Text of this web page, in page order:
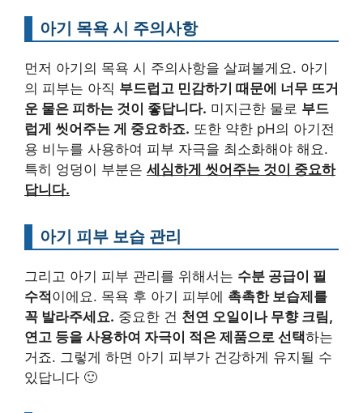
아기 목욕 시 주의사항
먼저 아기의 목욕 시 주의사항을 살펴볼게요. 아기
의 피부는 아직 부드럽고 민감하기 때문에 너무 뜨거
운 물은 피하는 것이 좋답니다. 미지근한 물로 부드
럽게 씻어주는 게 중요하죠. 또한 약한 pH의 아기전
용 비누를 사용하여 피부 자극을 최소화해야 해요.
특히 엉덩이 부분은 세심하게 씻어주는 것이 중요하
답니다.
아기 피부 보습 관리
그리고 아기 피부 관리를 위해서는 수분 공급이 필
수적 이에요. 목욕 후 아기 피부에 촉촉한 보습제를
꼭 발라주세요. 중요한 건 천연 오일이나 무향 크림,
연고 등을 사용하여 자극이 적은 제품으로 선택하는
거죠. 그렇게 하면 아기 피부가 건강하게 유지될 수
있답니다 🙂